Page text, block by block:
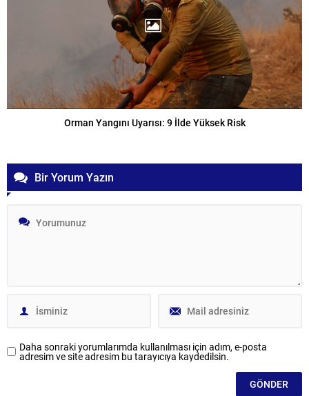
Orman Yangını Uyarısı: 9 İlde Yüksek Risk
Bir Yorum Yazın
Daha sonraki yorumlarımda kullanılması için adım, e-posta
adresim ve site adresim bu tarayıcıya kaydedilsin.